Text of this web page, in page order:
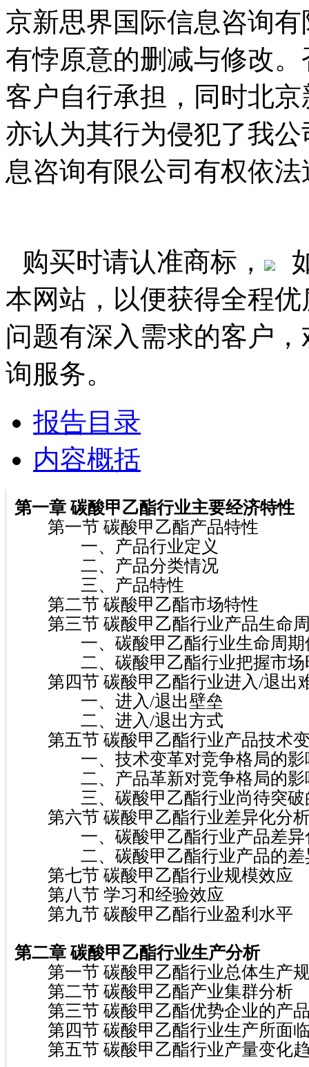
京新思界国际信息咨询
有悖原意的删减与修改
客户自行承担，同时北
亦认为其行为侵犯了我
息咨询有限公司有权依
购买时请认准商标，
本网站，以便获得全程
问题有深入需求的客户
询服务。
报告目录
内容概括
第一章 碳酸甲乙酯行业主要经济特性
第一节 碳酸甲乙酯产品特性
一、产品行业定义
二、产品分类情况
三、产品特性
第二节 碳酸甲乙酯市场特性
第三节 碳酸甲乙酯行业产品生命
一、碳酸甲乙酯行业生命周期
二、碳酸甲乙酯行业把握市场
第四节 碳酸甲乙酯行业进入/退出
一、进入/退出壁垒
二、进入/退出方式
第五节 碳酸甲乙酯行业产品技术
一、技术变革对竞争格局的影
二、产品革新对竞争格局的影
三、碳酸甲乙酯行业尚待突破
第六节 碳酸甲乙酯行业差异化分
一、碳酸甲乙酯行业产品差异
二、碳酸甲乙酯行业产品的差
第七节 碳酸甲乙酯行业规模效应
第八节 学习和经验效应
第九节 碳酸甲乙酯行业盈利水平
第二章 碳酸甲乙酯行业生产分析
第一节 碳酸甲乙酯行业总体生产
第二节 碳酸甲乙酯产业集群分析
第三节 碳酸甲乙酯优势企业的产
第四节 碳酸甲乙酯行业生产所面
第五节 碳酸甲乙酯行业产量变化